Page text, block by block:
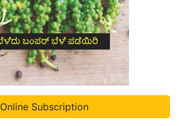
Online Subscription